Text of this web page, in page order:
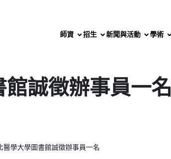
師資 招生 新聞與活動 學術
館誠徵辦事員一名
醫學大學圖書館誠徵辦事員一名